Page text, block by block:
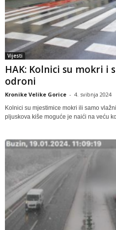
Vijesti
HAK: Kolnici su mokri i
odroni
Kronike Velike Gorice - 4. svibnja 2024
Kolnici su mjestimice mokri ili samo
pljuskova kiše moguće je naići na veću